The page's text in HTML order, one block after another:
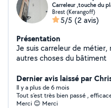
Carreleur ,touche du
Brest (Kerangoff)
5/5 (2 avis)
Présentation
Je suis carreleur de métier,
autres choses du bâtiment
Dernier avis laissé par
Il y a plus de 6 mois
Tout s’est très bien passé ,
Merci 😊 Merci